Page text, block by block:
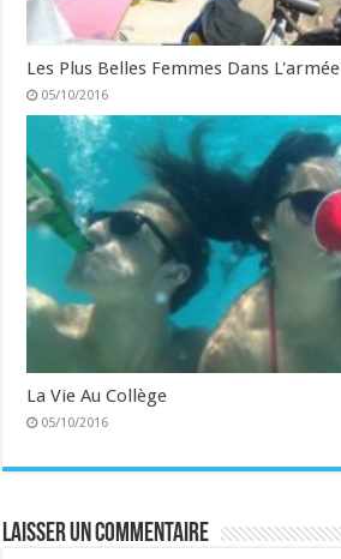
Les Plus Belles Femmes Dans L'armée
05/10/2016
La Vie Au Collège
05/10/2016
Laisser un commentaire